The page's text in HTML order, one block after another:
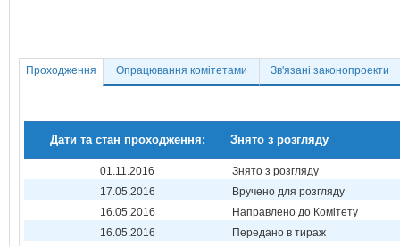
Проходження Опрацювання комітетами Зв'язані законопроекти
Дати та стан проходження: Знято з розгляду
01.11.2016
Знято з розгляду
17.05.2016
Вручено для розгляду
16.05.2016
Направлено до Комітету
16.05.2016
Передано в тираж